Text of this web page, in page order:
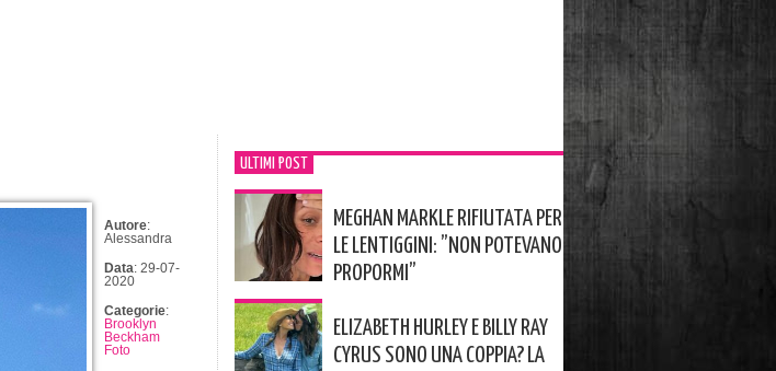
Autore:
Alessandra
Data: 29-07-
2020
Categorie:
Brooklyn
Beckham
Foto
ULTIMI POST
MEGHAN MARKLE RIFIUTATA PER
LE LENTIGGINI: ”NON POTEVANO
PROPORMI”
ELIZABETH HURLEY E BILLY RAY
CYRUS SONO UNA COPPIA? LA